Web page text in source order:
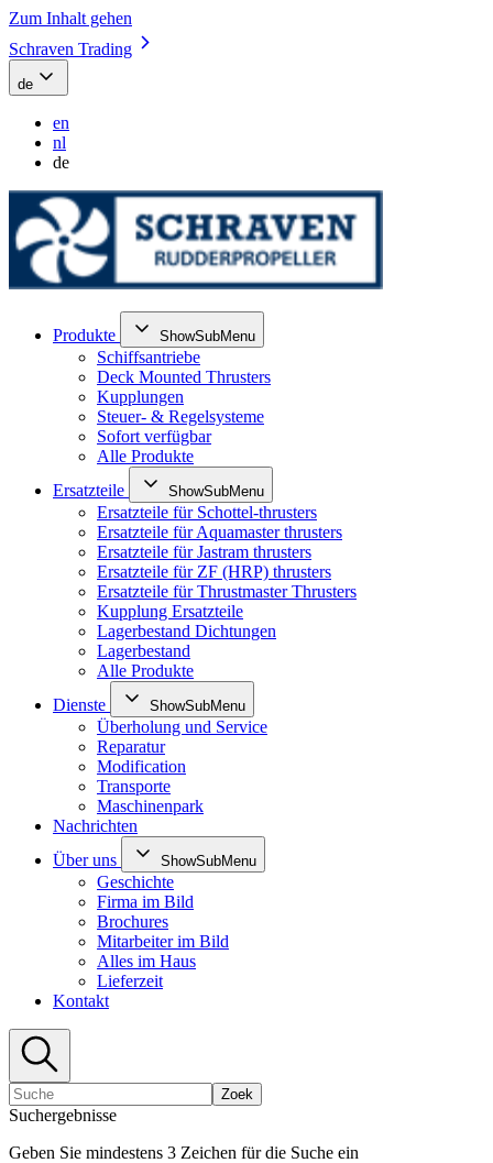
Zum Inhalt gehen
Schraven Trading
de
en
nl
de
Produkte ShowSubMenu
Schiffsantriebe
Deck Mounted Thrusters
Kupplungen
Steuer- & Regelsysteme
Sofort verfügbar
Alle Produkte
Ersatzteile
ShowSubMenu
Ersatzteile für Schottel-thrusters
Ersatzteile für Aquamaster thrusters
Ersatzteile für Jastram thrusters
Ersatzteile für ZF (HRP) thrusters
Ersatzteile für Thrustmaster Thrusters
Kupplung Ersatzteile
Lagerbestand Dichtungen
Lagerbestand
Alle Produkte
Dienste
ShowSubMenu
Überholung und Service
Reparatur
Modification
Transporte
Maschinenpark
Nachrichten
Über uns
ShowSubMenu
Geschichte
Firma im Bild
Brochures
Mitarbeiter im Bild
Alles im Haus
Lieferzeit
Kontakt
Zoek
Suchergebnisse
Geben Sie mindestens 3 Zeichen für die Suche ein